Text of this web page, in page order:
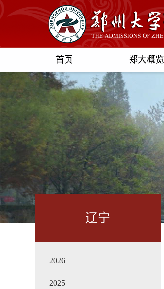
首页 郑大概览
辽宁
2026
2025